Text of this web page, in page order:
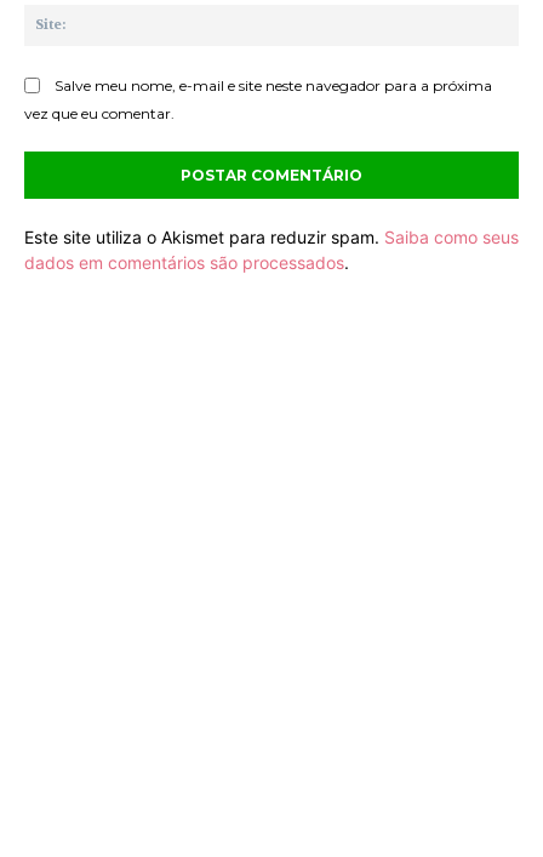
Salve meu nome, e-mail e site neste navegador para a próxima
vez que eu comentar.
Este site utiliza o Akismet para reduzir spam. Saiba como seus
dados em comentários são processados.